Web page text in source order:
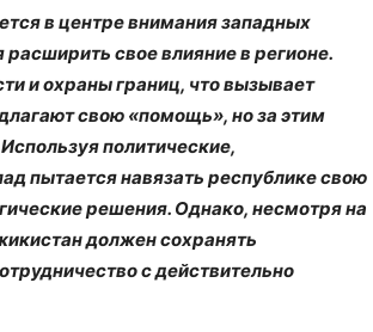
в центре внимания западных
свое влияние в регионе.
и охраны границ, что вызывает
свою «помощь», но за этим
политические,
пытается навязать республике свою
решения. Однако, несмотря на
должен сохранять
с действительно